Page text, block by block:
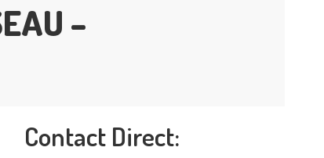
–
Contact Direct: